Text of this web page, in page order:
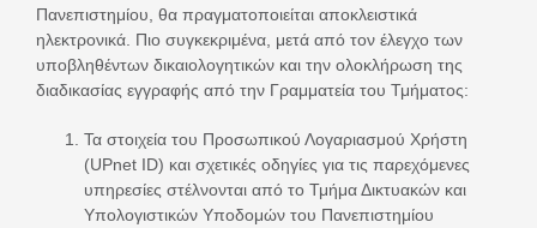
Πανεπιστημίου, θα πραγματοποιείται αποκλειστικά
ηλεκτρονικά. Πιο συγκεκριμένα, μετά από τον έλεγχο των
υποβληθέντων δικαιολογητικών και την ολοκλήρωση της
διαδικασίας εγγραφής από την Γραμματεία του Τμήματος:
Τα στοιχεία του Προσωπικού Λογαριασμού Χρήστη
(UPnet ID) και σχετικές οδηγίες για τις παρεχόμενες
υπηρεσίες στέλνονται από το Τμήμα Δικτυακών και
Υπολογιστικών Υποδομών του Πανεπιστημίου